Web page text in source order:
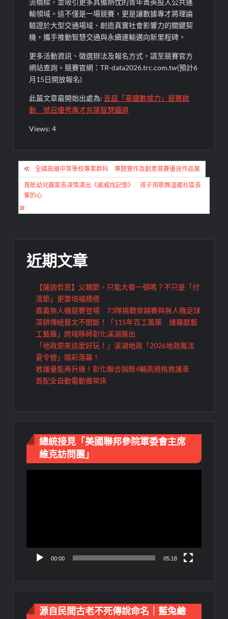
流橋樑，並吸引更多具備熱忱的青年菁英投入公共運
輸領域。這不僅是一場競賽，更是讓數據專才將理論
驗證於大型交通場域、創造真實社會影響力的關鍵契
機，攜手推動智慧交通與永續運輸邁向新里程碑。
更多活動資訊、徵選辦法及報名方式，請至競賽官方
網站查詢。競賽官網：TR-data2026.trc.com.tw(預計6
月15日開放報名)
此篇文章最開始出處為:首屆「臺鐵數據力」競賽啟
動 號召優秀專才共築智慧鐵道
Views: 4
文
章
導
覽
全國高級中等學校專業群科 專題實作及創意競賽優良作品展
育航幼兒園家長深情演出《威威找記憶》 孩子用歌舞溫暖社區長
輩的心
近期文章
【薩迦哲思】父親節，只能大餐一頓嗎？不只是「付
清節」更要培福積德
嘉義無人機競賽登場 73隊挑戰穿越賽與無人機足球
深耕傳統藝文不間斷！「115年百工風華 諸羅獻藝
工藝展」跨域移師彰化溪湖展出
「地政原來這麼好玩！」溪湖地政「2026地政魔法
夏令營」精彩落幕！
救護量能再升級！彰化聯合捐贈4輛高規格救護車
首配全自動電動擔架床
總統接見「美國聯邦參院軍委會主席
維克訪問團」
00:00 05:18
源自民間古老不死傳說命名｜藍兔鹼